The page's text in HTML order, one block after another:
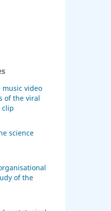
music video
of the viral
clip
science
of the